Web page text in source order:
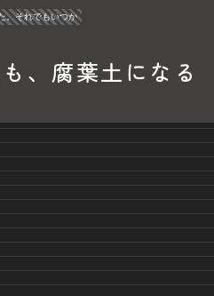
。それでもいつか
、腐葉土になる